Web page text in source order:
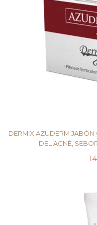
DERMIX AZUDERM JABÓN
DEL ACNÉ,